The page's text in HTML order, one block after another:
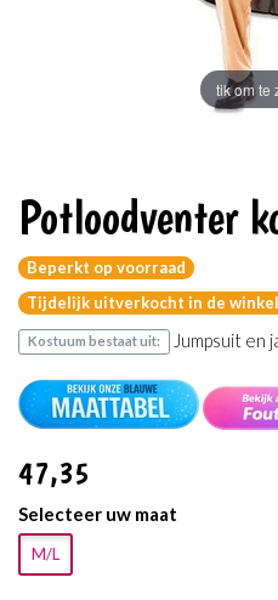
tik om te
Potloodventer
Beperkt op voorraad
Tijdelijk uitverkocht in de
Kostuum bestaat uit: Jumpsuit en
47,35
Selecteer uw maat
M/L